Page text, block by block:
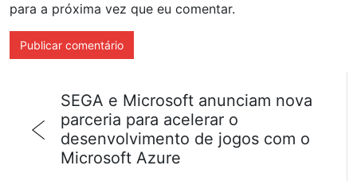
para a próxima vez que eu comentar.
SEGA e Microsoft anunciam nova
parceria para acelerar o
desenvolvimento de jogos com o
Microsoft Azure